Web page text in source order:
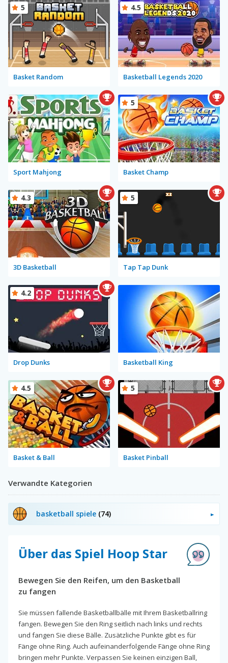
Basket Random
5
Basketball Legends 2020
4.5
Sport Mahjong Basket Champ
5
3D Basketball
4.3
Tap Tap Dunk
5
Drop Dunks
4.2
Basketball King
Basket & Ball
4.5
Basket Pinball
5
Verwandte Kategorien
basketball spiele (74)
Über das Spiel Hoop Star
Bewegen Sie den Reifen, um den Basketball
zu fangen
Sie müssen fallende Basketballbälle mit Ihrem Basketballring
fangen. Bewegen Sie den Ring seitlich nach links und rechts
und fangen Sie diese Bälle. Zusätzliche Punkte gibt es für
Fänge ohne Ring. Auch aufeinanderfolgende Fänge ohne Ring
bringen mehr Punkte. Verpassen Sie keinen einzigen Ball,